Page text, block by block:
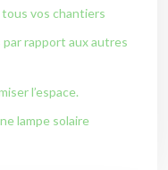
vos chantiers
rapport aux autres
l’espace.
lampe solaire